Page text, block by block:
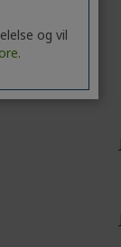
og vil